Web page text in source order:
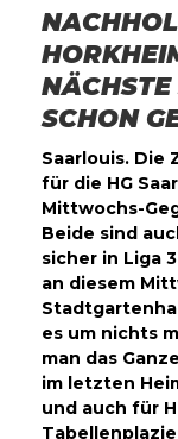
SCHON
Saarlouis. Die
für die HG
Mittwochs-
Beide sind
sicher in Liga
an diesem
es um nichts
man das
im letzten
und auch für